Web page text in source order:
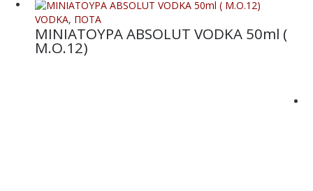
VODKA, ΠΟΤΑ
ΜΙΝΙΑΤΟΥΡΑ ABSOLUT VODKA 50ml (
M.O.12)